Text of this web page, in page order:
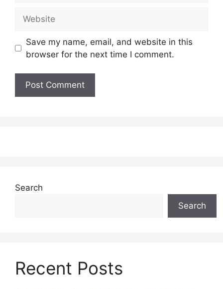
Save my name, email, and website in this
browser for the next time I comment.
Search
Search
Recent Posts